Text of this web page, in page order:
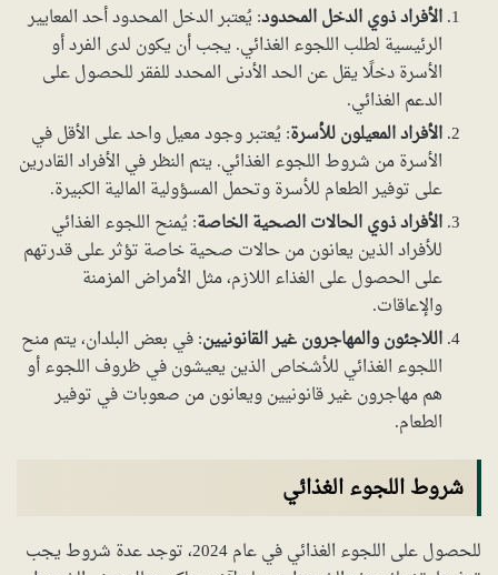
الأفراد ذوي الدخل المحدود: يُعتبر الدخل المحدود أحد المعايير
الرئيسية لطلب اللجوء الغذائي. يجب أن يكون لدى الفرد أو
الأسرة دخلًا يقل عن الحد الأدنى المحدد للفقر للحصول على
الدعم الغذائي.
الأفراد المعيلون للأسرة: يُعتبر وجود معيل واحد على الأقل في
الأسرة من شروط اللجوء الغذائي. يتم النظر في الأفراد القادرين
على توفير الطعام للأسرة وتحمل المسؤولية المالية الكبيرة.
الأفراد ذوي الحالات الصحية الخاصة: يُمنح اللجوء الغذائي
للأفراد الذين يعانون من حالات صحية خاصة تؤثر على قدرتهم
على الحصول على الغذاء اللازم، مثل الأمراض المزمنة
والإعاقات.
اللاجئون والمهاجرون غير القانونيين: في بعض البلدان، يتم منح
اللجوء الغذائي للأشخاص الذين يعيشون في ظروف اللجوء أو
هم مهاجرون غير قانونيين ويعانون من صعوبات في توفير
الطعام.
شروط اللجوء الغذائي
للحصول على اللجوء الغذائي في عام 2024، توجد عدة شروط يجب